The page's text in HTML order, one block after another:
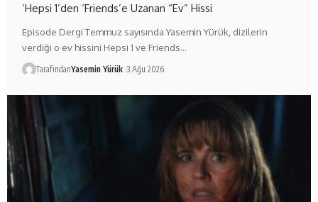
‘Hepsi 1’den ‘Friends’e Uzanan “Ev” Hissi
Episode Dergi Temmuz sayısında Yasemin Yürük, dizilerin
verdiği o ev hissini Hepsi 1 ve Friends…
TarafındanYasemin Yürük 3 Ağu 2026